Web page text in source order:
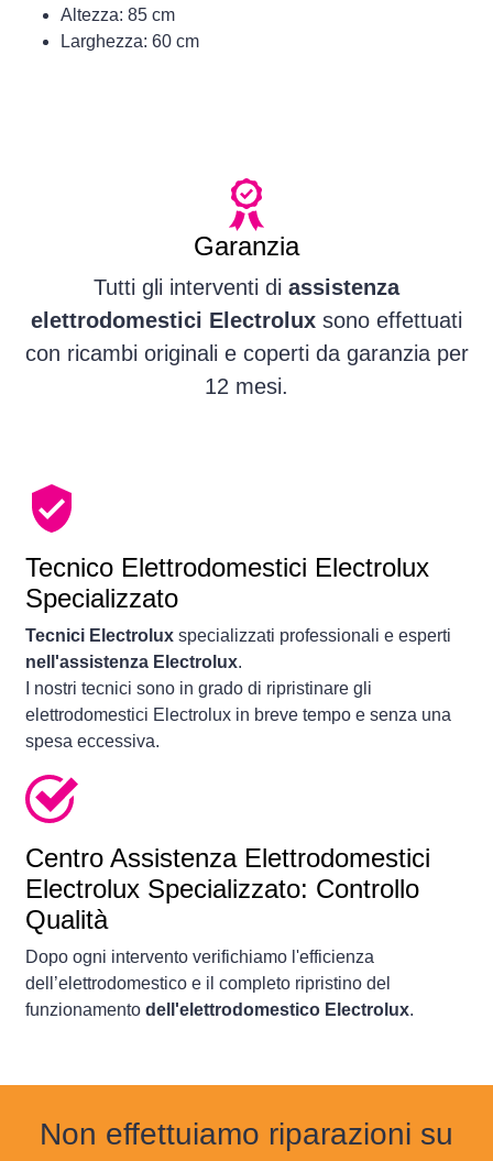
Altezza: 85 cm
Larghezza: 60 cm
Garanzia
Tutti gli interventi di assistenza
elettrodomestici Electrolux sono effettuati
con ricambi originali e coperti da garanzia per
12 mesi.
Tecnico Elettrodomestici Electrolux
Specializzato
Tecnici Electrolux specializzati professionali e esperti
nell'assistenza Electrolux.
I nostri tecnici sono in grado di ripristinare gli
elettrodomestici Electrolux in breve tempo e senza una
spesa eccessiva.
Centro Assistenza Elettrodomestici
Electrolux Specializzato: Controllo
Qualità
Dopo ogni intervento verifichiamo l'efficienza
dell’elettrodomestico e il completo ripristino del
funzionamento dell'elettrodomestico Electrolux.
Non effettuiamo riparazioni su